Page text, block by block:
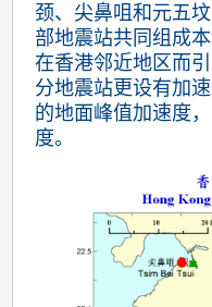
颈、尖鼻咀和元五
部地震站共同组成
在香港邻近地区而
分地震站更设有加
的地面峰值加速度
度。